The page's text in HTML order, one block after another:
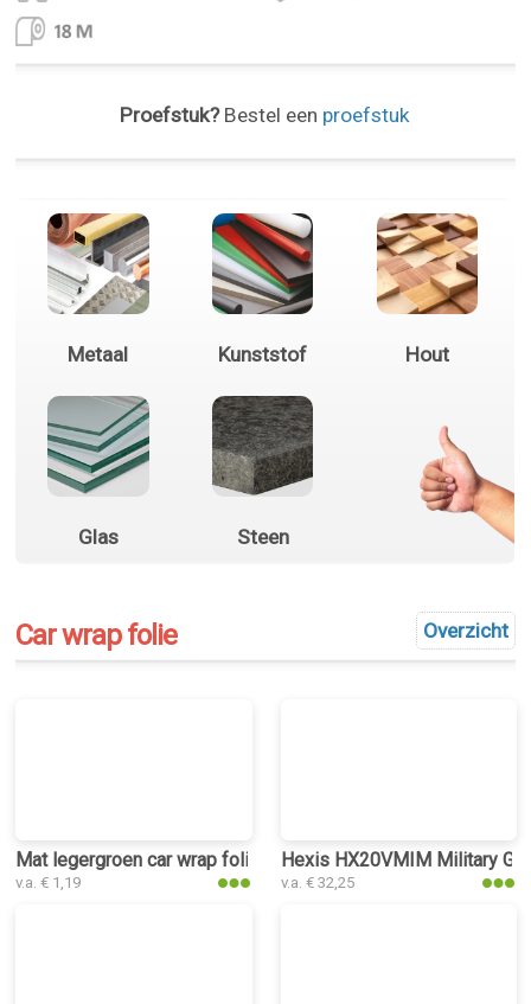
Proefstuk?Bestel een proefstuk
Metaal Kunststof Hout
Glas Steen
Overzicht
Car wrap folie
Mat legergroen car wrap folie
v.a. € 1,19
Hexis HX20VMIM Military
v.a. € 32,25